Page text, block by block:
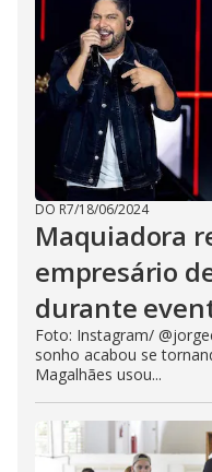
DO R7/18/06/2024
Maquiadora
empresário
durante
Foto: Instagram/
sonho acabou se
Magalhães usou...